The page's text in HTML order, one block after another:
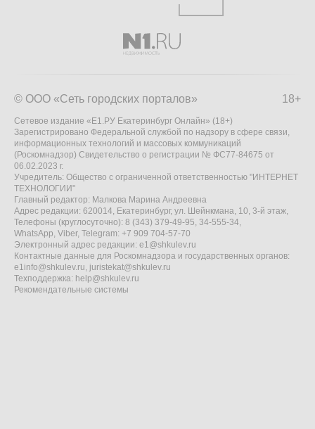
18+
© ООО «Сеть городских порталов»
Сетевое издание «Е1.РУ Екатеринбург Онлайн» (18+)
Зарегистрировано Федеральной службой по надзору в сфере связи,
информационных технологий и массовых коммуникаций
(Роскомнадзор) Свидетельство о регистрации № ФС77-84675 от
06.02.2023 г.
Учредитель: Общество с ограниченной ответственностью "ИНТЕРНЕТ
ТЕХНОЛОГИИ"
Главный редактор: Малкова Марина Андреевна
Адрес редакции: 620014, Екатеринбург, ул. Шейнкмана, 10, 3-й этаж,
Телефоны (круглосуточно): 8 (343) 379-49-95, 34-555-34,
WhatsApp, Viber, Telegram: +7 909 704-57-70
Электронный адрес редакции: e1@shkulev.ru
Контактные данные для Роскомнадзора и государственных органов:
e1info@shkulev.ru, juristekat@shkulev.ru
Техподдержка: help@shkulev.ru
Рекомендательные системы